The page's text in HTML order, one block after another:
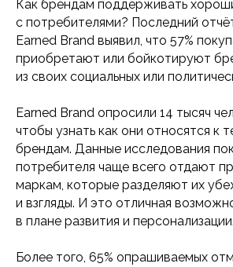
Как брендам поддерживать
с потребителями? Последний
Earned Brand выявил, что 57%
приобретают или бойкотируют
из своих социальных или
Earned Brand опросили 14 тысяч
чтобы узнать как они относятся к
брендам. Данные исследования
потребителя чаще всего отдают
маркам, которые разделяют их
и взгляды. И это отличная
в плане развития и персонализации.
Более того, 65% опрашиваемых